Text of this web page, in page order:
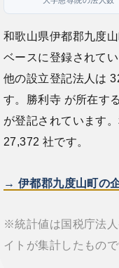
和歌山県伊都郡九度
ベースに登録されて
他の設立登記法人は
す。勝利寺 が所在す
が登記されています
27,372 社です。
→ 伊都郡九度山町の
※統計値は国税庁法
イトが集計したもので